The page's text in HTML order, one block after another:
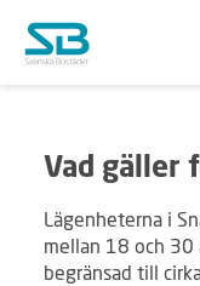
Vad gäller
Lägenheterna i
mellan 18 och 30
begränsad till